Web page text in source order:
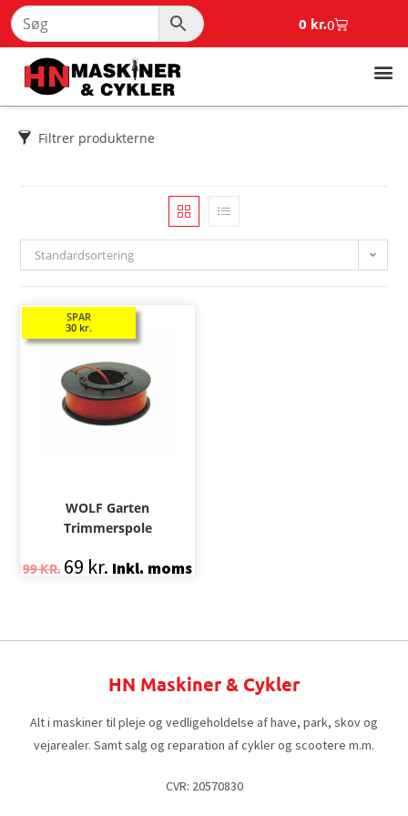
0 kr.0
Filtrer produkterne
Standardsortering
SPAR
30 kr.
WOLF Garten
Trimmerspole
99KR. 69 kr. Inkl. moms
HN Maskiner & Cykler
Alt i maskiner til pleje og vedligeholdelse af have, park, skov og
vejarealer. Samt salg og reparation af cykler og scootere m.m.
CVR: 20570830